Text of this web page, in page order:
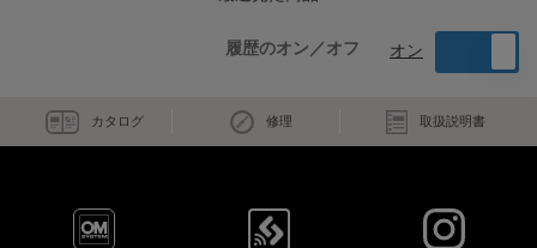
履歴のオン／オフ オン
カタログ 修理 取扱説明書